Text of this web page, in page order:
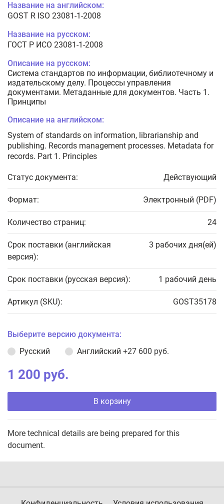
Название на английском:
GOST R ISO 23081-1-2008
Название на русском:
ГОСТ Р ИСО 23081-1-2008
Описание на русском:
Система стандартов по информации, библиотечному и
издательскому делу. Процессы управления
документами. Метаданные для документов. Часть 1.
Принципы
Описание на английском:
System of standards on information, librarianship and
publishing. Records management processes. Metadata for
records. Part 1. Principles
Статус документа: Действующий
Формат: Электронный (PDF)
Количество страниц: 24
Срок поставки (английская
версия):
3 рабочих дня(ей)
Срок поставки (русская версия): 1 рабочий день
Артикул (SKU): GOST35178
Выберите версию документа:
Русский
Английский +27 600 руб.
1 200 руб.
В корзину
More technical details are being prepared for this
document.